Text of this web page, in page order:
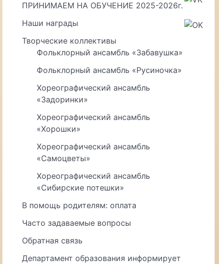
ПРИНИМАЕМ НА ОБУЧЕНИЕ 2025-2026г.
Наши награды
Творческие коллективы
Фольклорный ансамбль «Забавушка»
Фольклорный ансамбль «Русиночка»
Хореографический ансамбль
«Задоринки»
Хореографический ансамбль
«Хорошки»
Хореографический ансамбль
«Самоцветы»
Хореографический ансамбль
«Сибирские потешки»
В помощь родителям: оплата
Часто задаваемые вопросы
Обратная связь
Департамент образования информирует